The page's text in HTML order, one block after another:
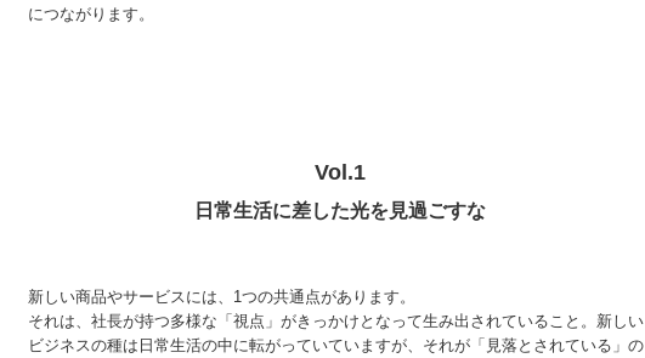
につながります。
Vol.1
日常生活に差した光を見過ごすな
新しい商品やサービスには、1つの共通点があります。
それは、社長が持つ多様な「視点」がきっかけとなって生み出されていること。新しい
ビジネスの種は日常生活の中に転がっていていますが、それが「見落とされている」の